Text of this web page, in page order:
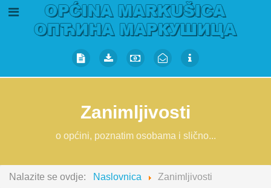
Zanimljivosti
o općini, poznatim osobama i slično...
Nalazite se ovdje: Naslovnica Zanimljivosti